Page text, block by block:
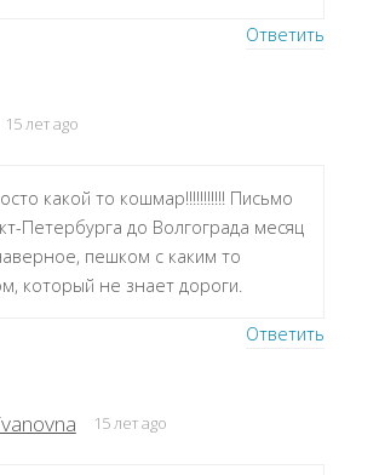
Ответить
15 лет ago
какой то кошмар!!!!!!!!!!! Письмо
Петербурга до Волгограда месяц
пешком с каким то
который не знает дороги.
Ответить
15 лет ago